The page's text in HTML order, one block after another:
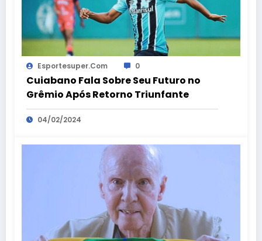
Esportesuper.com 0
Cuiabano Fala Sobre Seu Futuro no
Grêmio Após Retorno Triunfante
04/02/2024